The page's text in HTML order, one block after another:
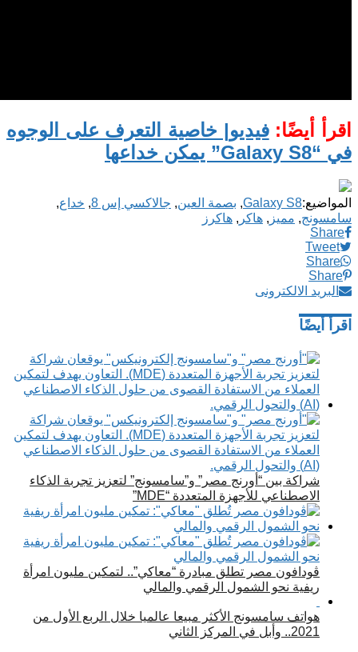
اقرأ أيضًا: فيديو| خاصية التعرف على الوجوه
في “Galaxy S8” يمكن خداعها
المواضيع:Galaxy S8
, بصمة العين, جالاكسي إس 8 , خداع,
سامسونج, مميز , هاكر , هاكرز
Share
Tweet
Share
Share
البريد الالكترونى
اقرأ أيضًا
شراكة بين “أورنج مصر” و”سامسونج” لتعزيز تجربة الذكاء
الاصطناعي للأجهزة المتعددة “MDE”
ڤودافون مصر تطلق مبادرة “معاكي”.. لتمكين مليون امرأة
ريفية نحو الشمول الرقمي والمالي
هواتف سامسونج الأكثر مبيعا عالميا خلال الربع الأول من
2021.. وأبل في المركز الثاني